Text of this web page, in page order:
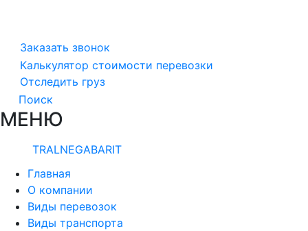
Заказать звонок
Калькулятор стоимости перевозки
Отследить груз
Поиск
МЕНЮ
TRALNEGABARIT
Главная
О компании
Виды перевозок
Виды транспорта